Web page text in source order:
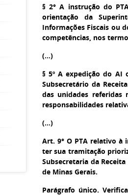
§ 2° A instrução do
orientação da
Informações Fiscais ou
competências, nos
(...)
§ 5º A expedição do AI
Subsecretário da
das unidades
responsabilidades
(...)
Art. 9° O PTA relativo
ter sua tramitação
Subsecretaria da
de Minas Gerais.
Parágrafo único.